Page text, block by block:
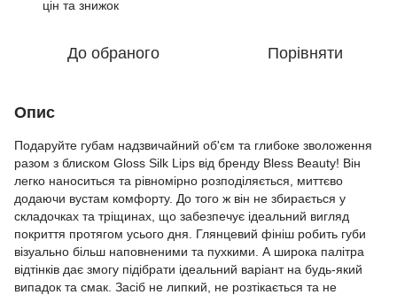
цін та знижок
До обраного Порівняти
Опис
Подаруйте губам надзвичайний об'єм та глибоке зволоження
разом з блиском Gloss Silk Lips від бренду Bless Beauty! Він
легко наноситься та рівномірно розподіляється, миттєво
додаючи вустам комфорту. До того ж він не збирається у
складочках та тріщинах, що забезпечує ідеальний вигляд
покриття протягом усього дня. Глянцевий фініш робить губи
візуально більш наповненими та пухкими. А широка палітра
відтінків дає змогу підібрати ідеальний варіант на будь-який
випадок та смак. Засіб не липкий, не розтікається та не